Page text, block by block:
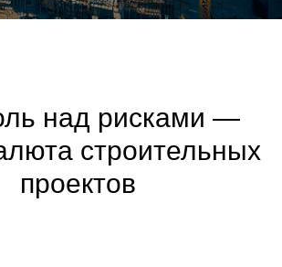
над рисками —
строительных
проектов